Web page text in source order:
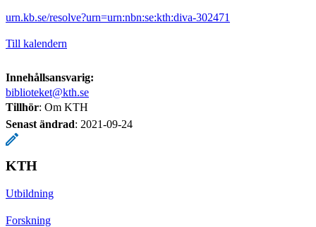
urn.kb.se/resolve?urn=urn:nbn:se:kth:diva-302471
Till kalendern
Innehållsansvarig:
biblioteket@kth.se
Tillhör: Om KTH
Senast ändrad: 2021-09-24
KTH
Utbildning
Forskning